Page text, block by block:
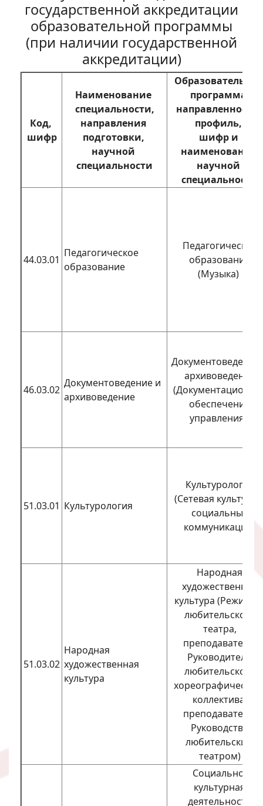
государственной аккредитации
образовательной программы
(при наличии государственной
аккредитации)
Код,
шифр
Наименование
специальности,
направления
подготовки,
научной
специальности
Образовательная
программа,
направленность,
профиль,
шифр и
наименование
научной
специальности
44.03.01
Педагогическое
образование
Педагогическое
образование
(Музыка)
46.03.02
Документоведение и
архивоведение
Документоведение
архивоведение
обеспечение
управления)
51.03.01 Культурология
Культурология
(Сетевая культура
социальные
коммуникации)
51.03.02
Народная
художественная
культура
Народная
художественная
культура
любительского
театра,
преподаватель;
Руководитель
любительского
коллектива,
преподаватель;
Руководство
любительским
театром)
Социально-
культурная
деятельность